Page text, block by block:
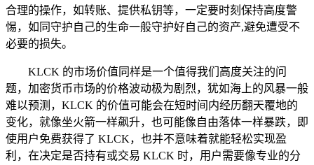
合理的操作，如转账、提供私钥等，一定要时刻保持高度警
惕，如同守护自己的生命一般守护好自己的资产,避免遭受不
必要的损失。
KLCK 的市场价值同样是一个值得我们高度关注的问
题，加密货币市场的价格波动极为剧烈，犹如海上的风暴一般
难以预测，KLCK 的价值可能会在短时间内经历翻天覆地的
变化，就像坐火箭一样飙升，也可能像自由落体一样暴跌，即
使用户免费获得了 KLCK，也并不意味着就能轻松实现盈
利，在决定是否持有或交易 KLCK 时，用户需要像专业的分